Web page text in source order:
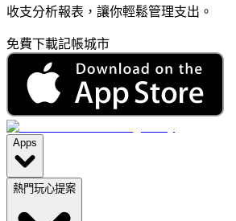
收支分析報表，讓你輕鬆管理支出。
免費下載記帳城市
Apps
熱門玩心提案